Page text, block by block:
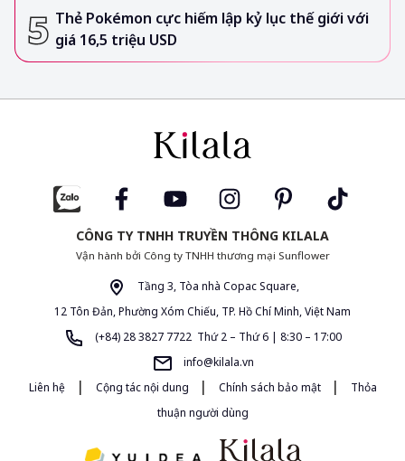
Thẻ Pokémon cực hiếm lập kỷ lục thế giới với
giá 16,5 triệu USD
CÔNG TY TNHH TRUYỀN THÔNG KILALA
Vận hành bởi Công ty TNHH thương mại Sunflower
Tầng 3, Tòa nhà Copac Square,
12 Tôn Đản, Phường Xóm Chiếu, TP. Hồ Chí Minh, Việt Nam
(+84) 28 3827 7722 Thứ 2 – Thứ 6 | 8:30 – 17:00
info@kilala.vn
Liên hệ
| Cộng tác nội dung | Chính sách bảo mật |
Thỏa
thuận người dùng